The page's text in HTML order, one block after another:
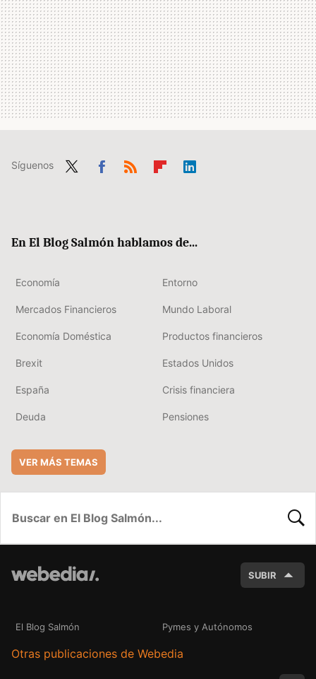
Síguenos
En El Blog Salmón hablamos de...
Economía Entorno
Mercados Financieros Mundo Laboral
Economía Doméstica Productos financieros
Brexit Estados Unidos
España Crisis financiera
Deuda Pensiones
VER MÁS TEMAS
SUBIR
El Blog Salmón Pymes y Autónomos
Otras publicaciones de Webedia